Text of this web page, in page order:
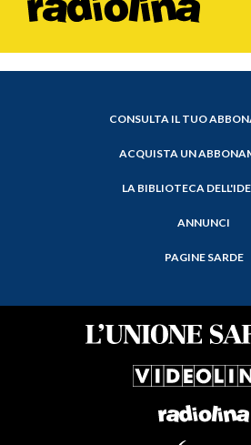
CONSULTA IL TUO
ACQUISTA UN
LA BIBLIOTECA
ANNUNCI
PAGINE SARDE